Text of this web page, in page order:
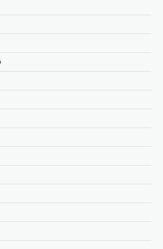
ഡെസ്ക്
ഓഗസ്റ്റ്‌ 8, 2026
114 റാഫേൽ
വാങ്ങാനുള്ള
നിർമ്മിക്കാൻ ഫ്രാൻസ്
ചൈനക്കും
റഷ്യൻ എണ്ണ
ബില്ലിന്
സെനറ്റ്